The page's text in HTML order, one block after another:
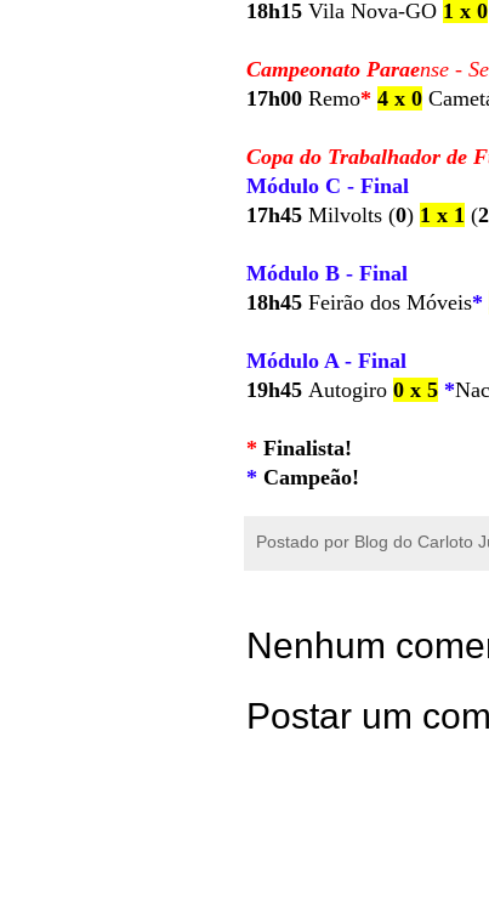
18h15 Vila Nova-GO 1 x 0
Campeonato Paraense -
17h00 Remo* 4 x 0
Copa do Trabalhador de
Módulo C - Final
17h45 Milvolts (0) 1 x 1 (2
Módulo B - Final
18h45 Feirão dos Móveis*
Módulo A - Final
19h45 Autogiro 0 x 5 *
* Finalista!
* Campeão!
Postado por Blog do Carloto
Nenhum
Postar um